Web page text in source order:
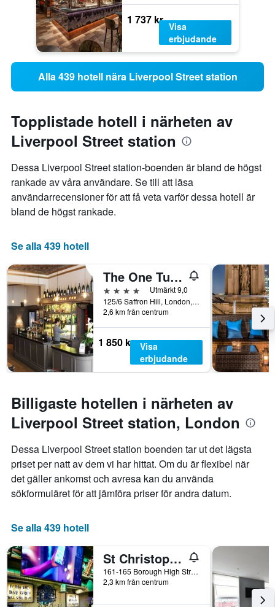
1 737 kr
Visa
erbjudande
Alla 439 hotell nära Liverpool Street station
Topplistade hotell i närheten av
Liverpool Street station
Dessa Liverpool Street station-boenden är bland de högst
rankade av våra användare. Se till att läsa
användarrecensioner för att få veta varför dessa hotell är
bland de högst rankade.
Se alla 439 hotell
The One Tun Pub and Rooms
4 stjärnor
Utmärkt 9,0
125/6 Saffron Hill, London, Storbritannien
2,6 km från centrum
1 850 kr Visa
erbjudande
Billigaste hotellen i närheten av
Liverpool Street station, London
Dessa Liverpool Street station boenden tar ut det lägsta
priset per natt av dem vi har hittat. Om du är flexibel när
det gäller ankomst och avresa kan du använda
sökformuläret för att jämföra priser för andra datum.
Se alla 439 hotell
St Christopher's Inn London Bridge - The Village
161-165 Borough High Street, London, Storbritannien
2,3 km från centrum